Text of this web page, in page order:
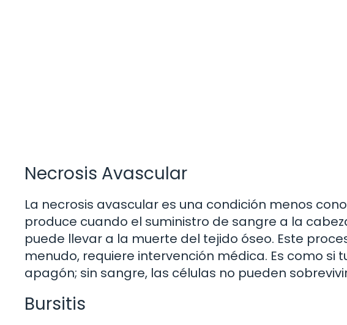
Necrosis Avascular
La necrosis avascular es una condición menos
produce cuando el suministro de sangre a la
puede llevar a la muerte del tejido óseo. Este
menudo, requiere intervención médica. Es como si
apagón; sin sangre, las células no pueden
Bursitis